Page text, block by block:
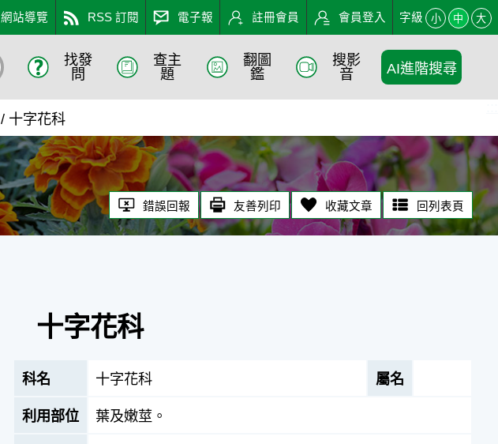
網站導覽 RSS 訂閱 電子報 註冊會員 會員登入 字級 小 中 大
找發
問
查主
題
翻圖
鑑
搜影
音
AI進階搜尋
十字花科
錯誤回報 友善列印 收藏文章 回列表頁
十字花科
科名 十字花科 屬名
利用部位 葉及嫩莖。